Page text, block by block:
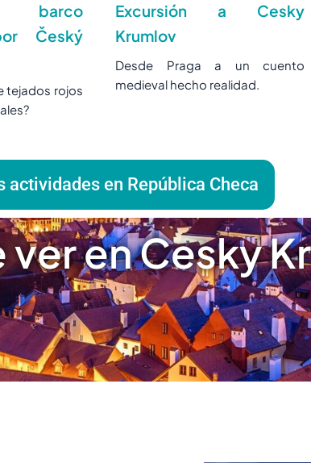
barco
Český
tejados rojos
Excursión a Cesky
Krumlov
Desde Praga a un cuento
medieval hecho realidad.
actividades en República Checa
ver en Cesky